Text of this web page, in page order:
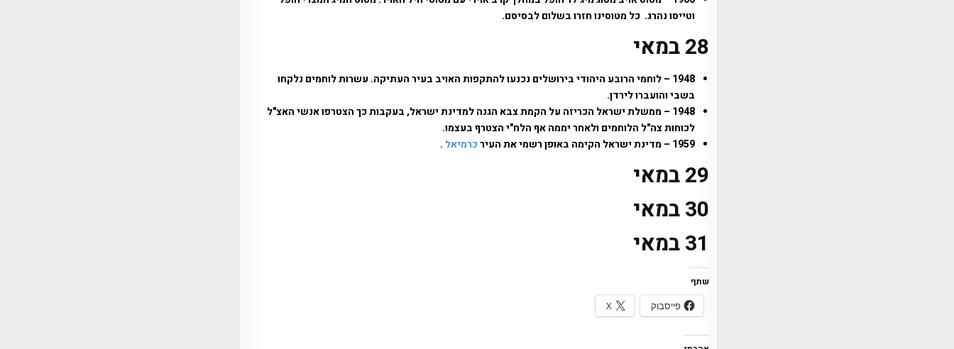
וטייסו נהרג. כל מטוסינו חזרו בשלום לבסיסם.
28 במאי
1948 – לוחמי הרובע היהודי בירושלים נכנעו להתקפות האויב בעיר העתיקה. עשרות לוחמים נלקחו
בשבי והועברו לירדן.
1948 – ממשלת ישראל הכריזה על הקמת צבא הגנה למדינת ישראל, בעקבות כך הצטרפו אנשי האצ"ל
לכוחות צה"ל הלוחמים ולאחר יממה אף הלח"י הצטרף בעצמו.
1959 – מדינת ישראל הקימה באופן רשמי את העיר
כרמיאל .
29 במאי
30 במאי
31 במאי
שתף
פייסבוק
X